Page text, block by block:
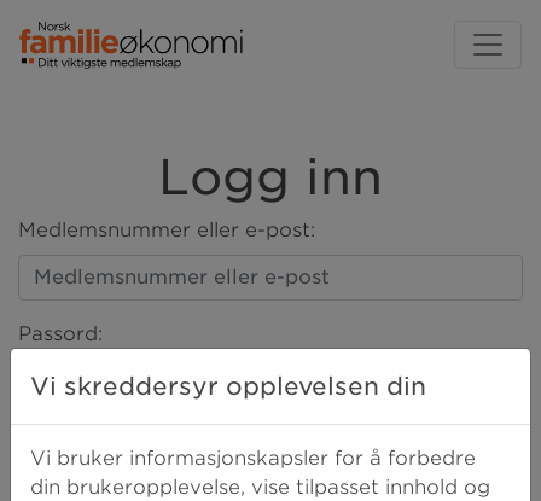
Logg inn
Medlemsnummer eller e-post:
Passord:
LOGG INN
Vi skreddersyr opplevelsen din
Vi bruker informasjonskapsler for å forbedre
din brukeropplevelse, vise tilpasset innhold og